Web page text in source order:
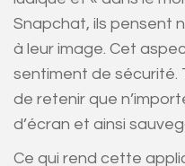
Snapchat, ils pensent
à leur image. Cet
sentiment de sécurité.
de retenir que
d’écran et ainsi
Ce qui rend cette